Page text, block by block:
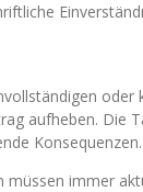
oder
aufheben. Die
Konsequenzen.
immer